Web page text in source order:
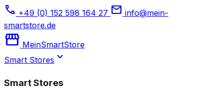
phone +49 (0) 152 598 164 27 mail info@mein-
smartstore.de
storefront MeinSmartStore
Smart Stores expand_more
Smart Stores